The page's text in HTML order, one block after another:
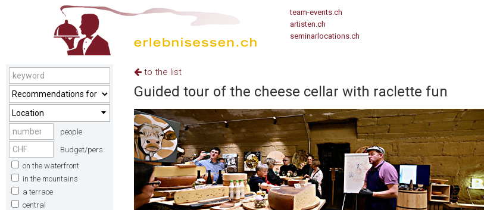
team-events.ch
artisten.ch
seminarlocations.ch
Location
people
Budget/pers.
on the waterfront
in the mountains
a terrace
central
to the list
Guided tour of the cheese cellar with raclette fun